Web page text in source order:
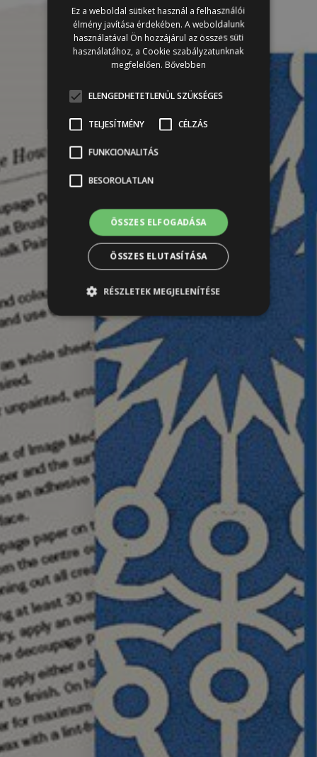
Ez a weboldal sütiket használ a felhasználói
élmény javítása érdekében. A weboldalunk
használatával Ön hozzájárul az összes süti
használatához, a Cookie szabályzatunknak
megfelelően. Bővebben
ELENGEDHETETLENÜL SZÜKSÉGES
TELJESÍTMÉNY CÉLZÁS
FUNKCIONALITÁS
BESOROLATLAN
ÖSSZES ELFOGADÁSA
ÖSSZES ELUTASÍTÁSA
RÉSZLETEK MEGJELENÍTÉSE